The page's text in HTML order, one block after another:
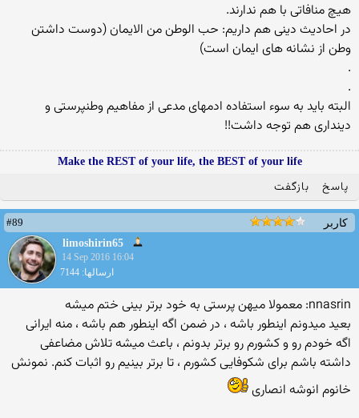
هیچ منافاتی با هم ندارند.
در احادیث دینی هم داریم: حب الوطن من الایمان (دوست داشتن
وطن از نشانه های ایمان است)
.
.
البته باید به سوء استفاده ادمهای مدعی از مفاهیم وطنپرستی و
دینداری هم توجه داشت!!
Make the REST of your life, the BEST of your life
پاسخ بازگفت
کاربر
#89
limoshirin65
14 Sep 2016 16:04
ارسالها: 7144
nnasrin: معمولا میهن پرستی به خود برتر بینی ختم میشه
بعید میدونم اینطور باشه ، در ضمن اگه اینطور هم باشه ، منه ایرانی
اگه خودم رو و کشورم رو برتر بدونم ، باعث میشه تلاش مضاعفی
داشته باشم برای شکوفایی کشورم ، تا برتر بینیم رو اثبات کنم. نمونش
خانوم انوشه انصاری